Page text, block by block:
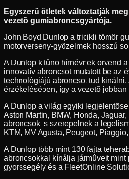
Egyszerű ötletek változtatják
vezetõ gumiabroncsgyártója.
John Boyd Dunlop a tricikli tömör
motorverseny-gyõzelmek hosszú
A Dunlop kitûnõ hírnévnek örvend
innovatív abroncsot mutatott be az
technológiájú abroncsot tud
érzékelésében, így a vezetõ
A Dunlop a világ egyiki
Aston Martin, BMW, Honda,
abroncsok is szerepelnek a
KTM, MV Agusta, Peugeot,
A Dunlop több mint 130 fajta
abroncsokkal kínálja jármûveit mint
gyorssegély és a FleetOnline